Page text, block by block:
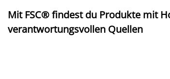
Mit FSC® findest du Produkte mit
verantwortungsvollen Quellen